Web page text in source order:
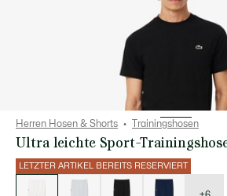
Herren Hosen & Shorts Trainingshosen
Ultra leichte Sport-
LETZTER ARTIKEL BEREITS RESERVIERT